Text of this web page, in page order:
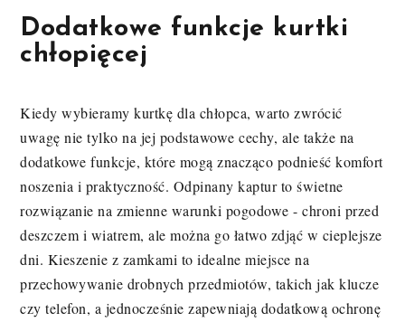
Dodatkowe funkcje kurtki
chłopięcej
Kiedy wybieramy kurtkę dla chłopca, warto zwrócić
uwagę nie tylko na jej podstawowe cechy, ale także na
dodatkowe funkcje, które mogą znacząco podnieść komfort
noszenia i praktyczność. Odpinany kaptur to świetne
rozwiązanie na zmienne warunki pogodowe - chroni przed
deszczem i wiatrem, ale można go łatwo zdjąć w cieplejsze
dni. Kieszenie z zamkami to idealne miejsce na
przechowywanie drobnych przedmiotów, takich jak klucze
czy telefon, a jednocześnie zapewniają dodatkową ochronę